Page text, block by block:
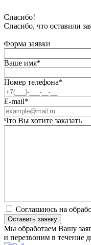
Спасибо!
Спасибо, что оставили
Форма заявки
Ваше имя*
Номер телефона*
E-mail*
Что Вы хотите заказать
Соглашаюсь на
Мы обработаем Вашу
и перезвоним в течение